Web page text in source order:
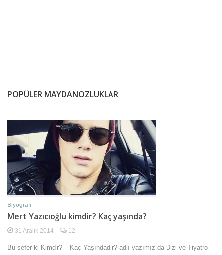
POPÜLER MAYDANOZLUKLAR
Biyografi
Mert Yazıcıoğlu kimdir? Kaç yaşında?
31 Aralık 2014 12
Bu sefer ki Kimdir? – Kaç Yaşındadır? adlı yazımız da Dizi ve Tiyatro